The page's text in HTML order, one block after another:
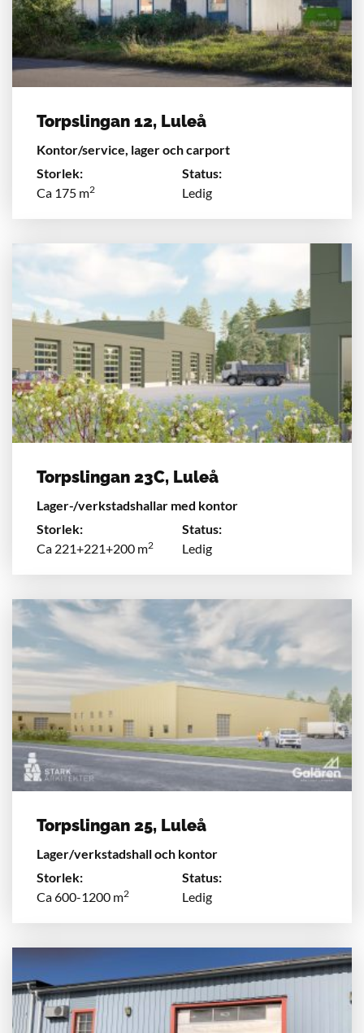
Torpslingan 12, Luleå
Kontor/service, lager och carport
Storlek:
Status:
Ca 175 m2 Ledig
Torpslingan 23C, Luleå
Lager-/verkstadshallar med kontor
Storlek:
Status:
Ca 221+221+200 m2 Ledig
Torpslingan 25, Luleå
Lager/verkstadshall och kontor
Storlek:
Status:
Ca 600-1200 m2 Ledig